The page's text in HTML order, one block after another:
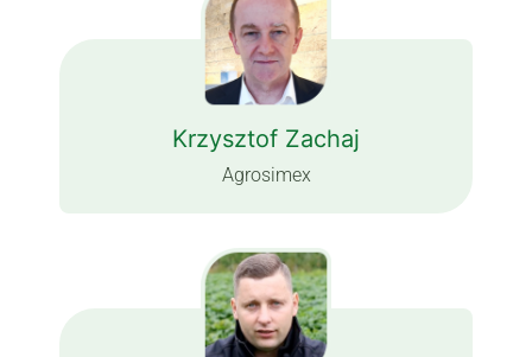
Krzysztof Zachaj
Agrosimex